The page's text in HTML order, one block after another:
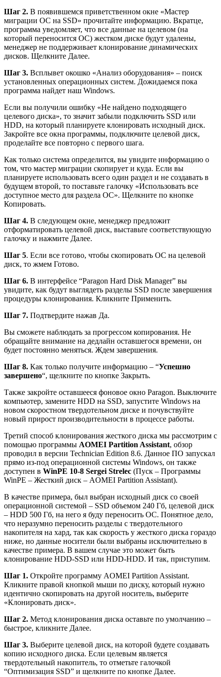
Шаг 2. В появившемся приветственном окне «Мастер
миграции ОС на SSD» прочитайте информацию. Вкратце,
программа уведомляет, что все данные на целевом (на
который переносится ОС) жестком диске будут удалены,
менеджер не поддерживает клонирование динамических
дисков. Щелкните Далее.
Шаг 3. Всплывет окошко «Анализ оборудования» – поиск
установленных операционных систем. Дожидаемся пока
программа найдет наш Windows.
Если вы получили ошибку «Не найдено подходящего
целевого диска», то значит забыли подключить SSD или
HDD, на который планируете клонировать исходный диск.
Закройте все окна программы, подключите целевой диск,
проделайте все повторно с первого шага.
Как только система определится, вы увидите информацию о
том, что мастер миграции скопирует и куда. Если вы
планируете использовать всего один раздел и не создавать в
будущем второй, то поставьте галочку «Использовать все
доступное место для раздела ОС». Щелкните по кнопке
Копировать.
Шаг 4. В следующем окне, менеджер предложит
отформатировать целевой диск, выставьте соответствующую
галочку и нажмите Далее.
Шаг 5. Если все готово, чтобы скопировать ОС на целевой
диск, то жмем Готово.
Шаг 6. В интерфейсе “Paragon Hard Disk Manager” вы
увидите, как будут выглядеть разделы SSD после завершения
процедуры клонирования. Кликните Применить.
Шаг 7. Подтвердите нажав Да.
Вы сможете наблюдать за прогрессом копирования. Не
обращайте внимание на дедлайн оставшегося времени, он
будет постоянно меняться. Ждем завершения.
Шаг 8. Как только получите информацию – “Успешно
завершено“, щелкните по кнопке Закрыть.
Также закройте оставшееся фоновое окно Paragon. Выключите
компьютер, замените HDD на SSD, запустите Windows на
новом скоростном твердотельном диске и почувствуйте
новый прирост производительности в процессе работы.
Третий способ клонирования жесткого диска мы рассмотрим с
помощью программы AOMEI Partition Assistant, обзор
проводил в версии Technician Edition 8.6. Данное ПО запускал
прямо из-под операционной системы Windows, он также
доступен в WinPE 10-8 Sergei Strelec (Пуск – Программы
WinPE – Жесткий диск – AOMEI Partition Assistant).
В качестве примера, был выбран исходный диск со своей
операционной системой – SSD объемом 240 Гб, целевой диск
– HDD 500 Гб, на него я буду переносить ОС. Понятное дело,
что неразумно переносить разделы с твердотельного
накопителя на хард, так как скорость у жесткого диска гораздо
ниже, но данные носители были выбраны исключительно в
качестве примера. В вашем случае это может быть
клонирование HDD-SSD или HDD-HDD. И так, приступим.
Шаг 1. Откройте программу AOMEI Partition Assistant.
Кликните правой кнопкой мыши по диску, который нужно
идентично скопировать на другой носитель, выберите
«Клонировать диск».
Шаг 2. Метод клонирования диска оставьте по умолчанию –
быстрое, кликните Далее.
Шаг 3. Выберите целевой диск, на которой будете создавать
копию исходного диска. Если целевым является
твердотельный накопитель, то отметьте галочкой
“Оптимизация SSD” и щелкните по кнопке Далее.